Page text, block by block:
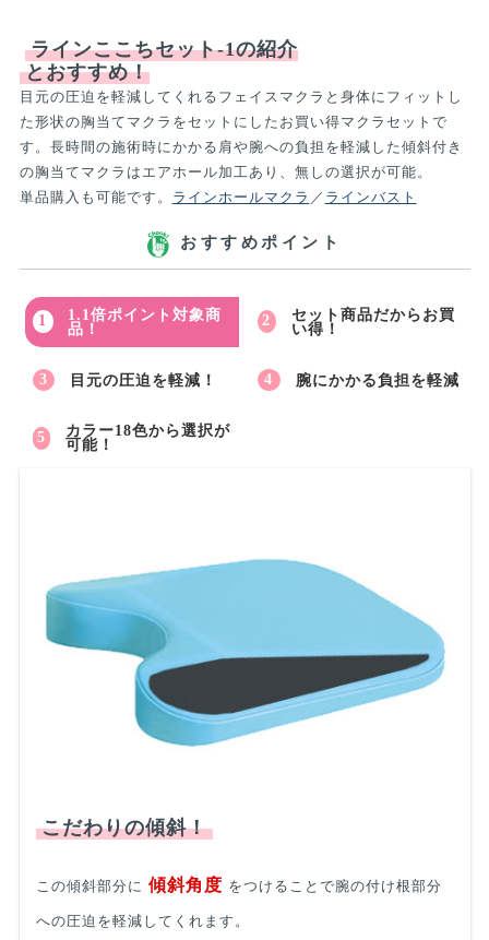
ラインここちセット-1の紹介
とおすすめ！
目元の圧迫を軽減してくれるフェイスマクラと身体にフィットし
た形状の胸当てマクラをセットにしたお買い得マクラセットで
す。長時間の施術時にかかる肩や腕への負担を軽減した傾斜付き
の胸当てマクラはエアホール加工あり、無しの選択が可能。
単品購入も可能です。 ラインホールマクラ ／ ラインバスト
おすすめポイント
1.1倍ポイント対象商
品！
セット商品だからお買
い得！
目元の圧迫を軽減！ 腕にかかる負担を軽減
カラー18色から選択が
可能！
こだわりの傾斜！
この傾斜部分に 傾斜角度 をつけることで腕の付け根部分
への圧迫を軽減してくれます。